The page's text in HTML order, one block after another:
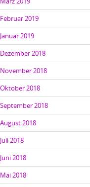
Februar 2019
Januar 2019
Dezember 2018
November 2018
Oktober 2018
September 2018
August 2018
Juli 2018
Juni 2018
Mai 2018